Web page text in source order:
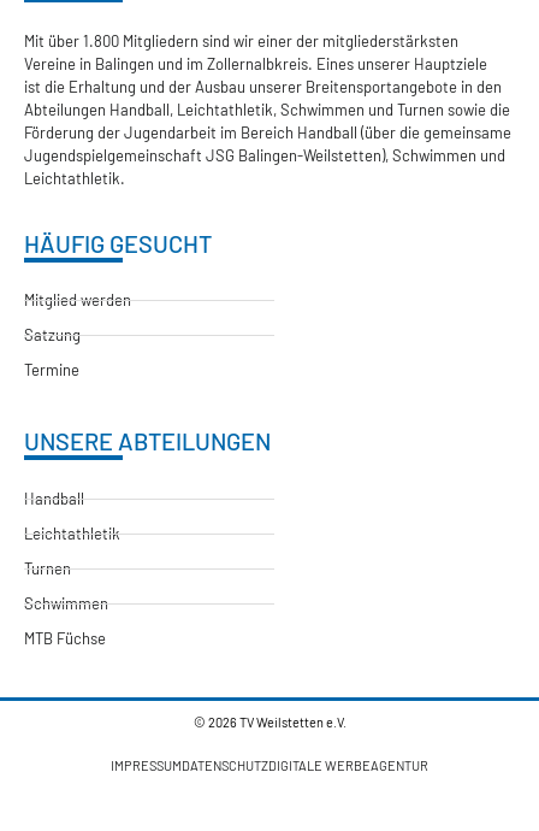
Mit über 1.800 Mitgliedern sind wir einer der mitgliederstärksten
Vereine in Balingen und im Zollernalbkreis. Eines unserer Hauptziele
ist die Erhaltung und der Ausbau unserer Breitensportangebote in den
Abteilungen Handball, Leichtathletik, Schwimmen und Turnen sowie die
Förderung der Jugendarbeit im Bereich Handball (über die gemeinsame
Jugendspielgemeinschaft JSG Balingen-Weilstetten), Schwimmen und
Leichtathletik.
HÄUFIG GESUCHT
Mitglied werden
Satzung
Termine
UNSERE ABTEILUNGEN
Handball
Leichtathletik
Turnen
Schwimmen
MTB Füchse
© 2026 TV Weilstetten e.V.
IMPRESSUMDATENSCHUTZDIGITALE WERBEAGENTUR